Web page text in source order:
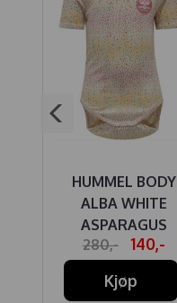
HUMMEL BODY
ALBA WHITE
ASPARAGUS
280,-
140,-
Kjøp